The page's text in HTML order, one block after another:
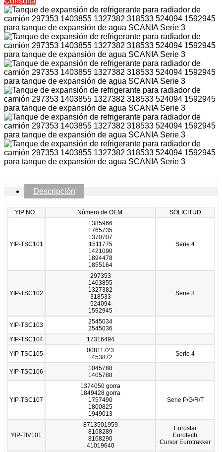
Descripción
YIP NO.: Número de OEM: SOLICITUD
YIP-TSC101
1385966
1765735
1370707
1511775
1421090
1894478
1855164
Serie 4
YIP-TSC102
297353
1403855
1327382
318533
524094
1592945
Serie 3
YIP-TSC103
2545034
2545036
YIP-TSC104
17316494
YIP-TSC105
00811723
1453872
Serie 4
YIP-TSC106
1045788
1405788
YIP-TSC107
1374050 gorra
1849428 gorra
1757490
1800825
1949013
Serie P/G/R/T
YIP-TIV101
8713501959
8168289
8168290
41019640
Eurostar
Eurotech
Cursor Eurotrakker